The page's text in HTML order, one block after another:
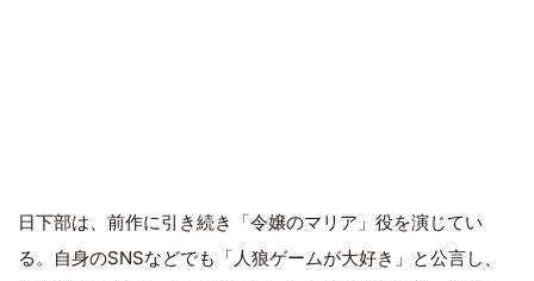
日下部は、前作に引き続き「令嬢のマリア」役を演じてい
る。自身のSNSなどでも「人狼ゲームが大好き」と公言し、